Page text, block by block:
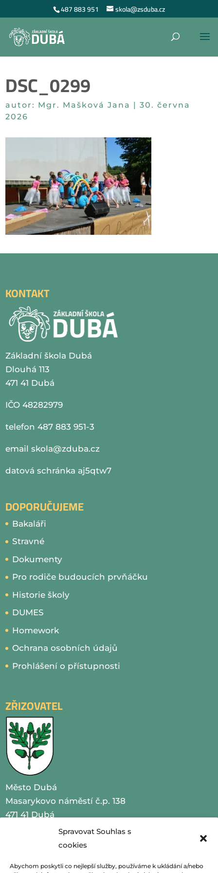
Spravovat Souhlas s
cookies
Abychom poskytli co nejlepší služby, používáme k ukládání a/nebo
487 883 951 skola@zsduba.cz
DSC_0299
autor: Mgr. Mašková Jana |30. června
2026
KONTAKT
Základní škola Dubá
Dlouhá 113
471 41 Dubá
IČO 48282979
telefon 487 883 951-3
emailskola@zduba.cz
datová schránka aj5qtw7
DOPORUČUJEME
Bakaláři
Stravné
Dokumenty
Pro rodiče budoucích prvňáčku
Historie školy
DUMES
Homework
Ochrana osobních údajů
Prohlášení o přístupnosti
ZŘIZOVATEL
Město Dubá
Masarykovo náměstí č.p. 138
471 41 Dubá
IČO 00260479